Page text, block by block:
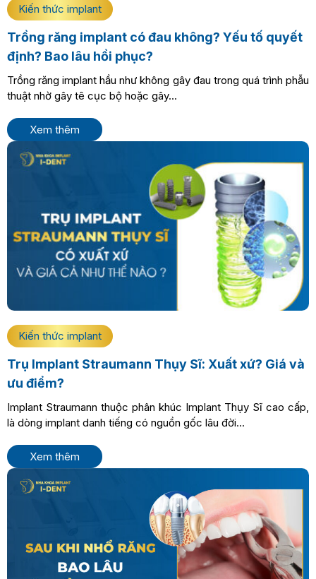
Kiến thức implant
Trồng răng implant có đau không? Yếu tố quyết
định? Bao lâu hồi phục?
Trồng răng implant hầu như không gây đau trong quá trình phẫu
thuật nhờ gây tê cục bộ hoặc gây...
Xem thêm
Kiến thức implant
Trụ Implant Straumann Thụy Sĩ: Xuất xứ? Giá và
ưu điểm?
Implant Straumann thuộc phân khúc Implant Thụy Sĩ cao cấp,
là dòng implant danh tiếng có nguồn gốc lâu đời...
Xem thêm